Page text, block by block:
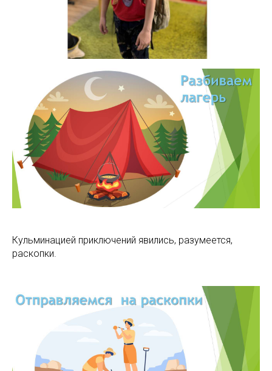
Кульминацией приключений явились, разумеется,
раскопки.